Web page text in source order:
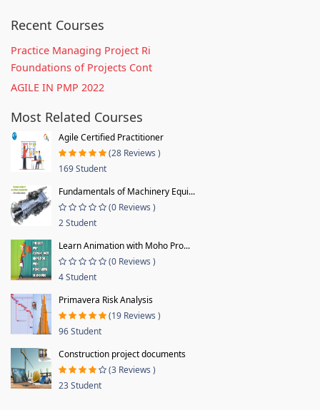
Recent Courses
Practice Managing Project Ri
Foundations of Projects Cont
AGILE IN PMP 2022
Most Related Courses
Agile Certified Practitioner
(28 Reviews )
169 Student
Fundamentals of Machinery Equi...
(0 Reviews )
2 Student
Learn Animation with Moho Pro...
(0 Reviews )
4 Student
Primavera Risk Analysis
(19 Reviews )
96 Student
Construction project documents
(3 Reviews )
23 Student